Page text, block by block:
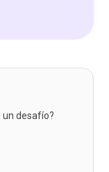
un desafío?